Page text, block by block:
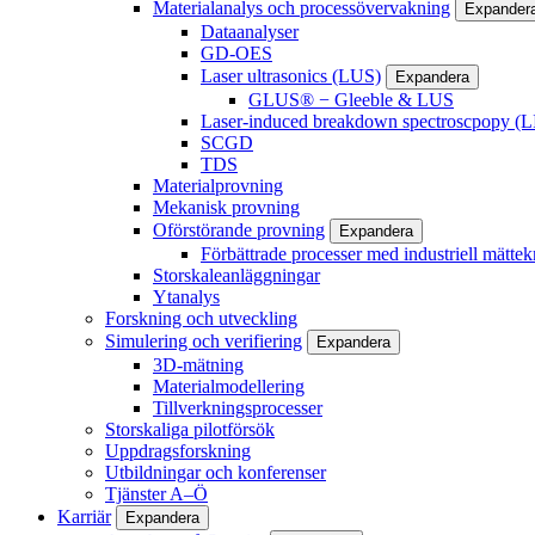
Materialanalys och processövervakning
Dataanalyser
GD-OES
Laser ultrasonics (LUS)
Expandera
GLUS® − Gleeble & LUS
Laser-induced breakdown spectroscpopy
SCGD
TDS
Materialprovning
Mekanisk provning
Oförstörande provning
Expandera
Förbättrade processer med industriell
Storskaleanläggningar
Ytanalys
Forskning och utveckling
Simulering och verifiering
Expandera
3D-mätning
Materialmodellering
Tillverkningsprocesser
Storskaliga pilotförsök
Uppdragsforskning
Utbildningar och konferenser
Tjänster A–Ö
Karriär
Expandera